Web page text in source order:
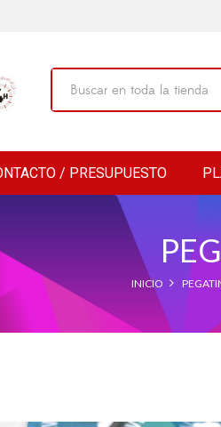
/ PRESUPUESTO
INICIO